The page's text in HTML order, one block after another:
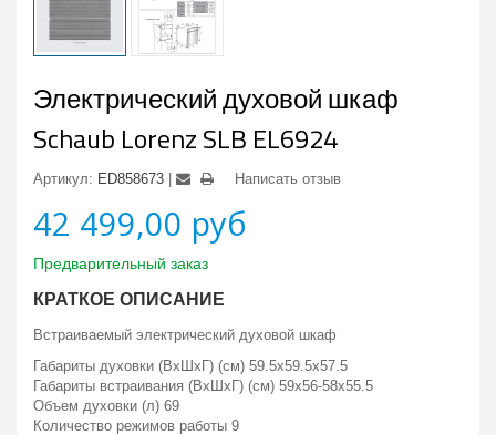
Электрический духовой шкаф
Schaub Lorenz SLB EL6924
Артикул: ED858673 Написать отзыв
42 499,00 руб
Предварительный заказ
КРАТКОЕ ОПИСАНИЕ
Встраиваемый электрический духовой шкаф
Габариты духовки (ВxШxГ) (см) 59.5x59.5x57.5
Габариты встраивания (ВxШxГ) (см) 59x56-58x55.5
Объем духовки (л) 69
Количество режимов работы 9